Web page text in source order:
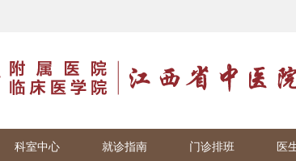
科室中心 就诊指南 门诊排班 医